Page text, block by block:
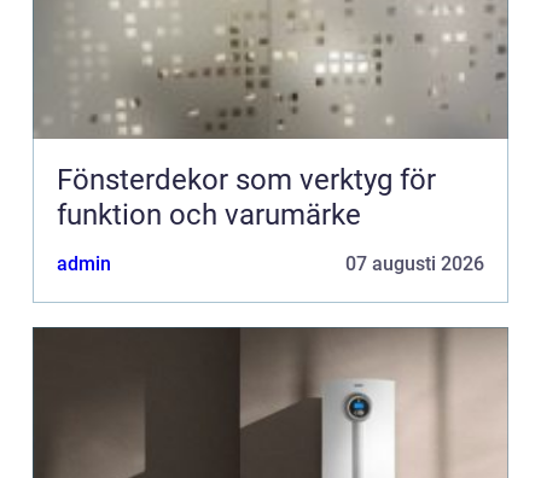
Fönsterdekor som verktyg för
funktion och varumärke
admin 07 augusti 2026